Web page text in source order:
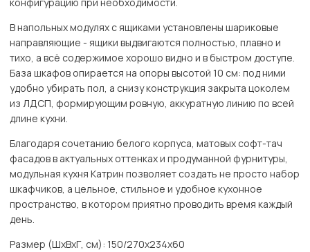
В напольных модулях с ящиками установлены шариковые
направляющие - ящики выдвигаются полностью, плавно и
тихо, а всё содержимое хорошо видно и в быстром доступе.
База шкафов опирается на опоры высотой 10 см: под ними
удобно убирать пол, а снизу конструкция закрыта цоколем
из ЛДСП, формирующим ровную, аккуратную линию по всей
длине кухни.
Благодаря сочетанию белого корпуса, матовых софт-тач
фасадов в актуальных оттенках и продуманной фурнитуры,
модульная кухня Катрин позволяет создать не просто набор
шкафчиков, а цельное, стильное и удобное кухонное
пространство, в котором приятно проводить время каждый
день.
Размер (ШхВхГ, см): 150/270х234х60